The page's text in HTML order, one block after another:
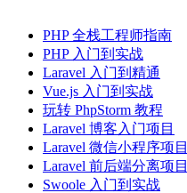
PHP 全栈工程师指南
PHP 入门到实战
Laravel 入门到精通
Vue.js 入门到实战
玩转 PhpStorm 教程
Laravel 博客入门项目
Laravel 微信小程序项目
Laravel 前后端分离项目
Swoole 入门到实战